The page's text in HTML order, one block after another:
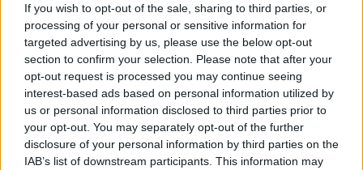
If you wish to opt-out of the sale, sharing to third parties, or
processing of your personal or sensitive information for
targeted advertising by us, please use the below opt-out
section to confirm your selection. Please note that after your
opt-out request is processed you may continue seeing
interest-based ads based on personal information utilized by
us or personal information disclosed to third parties prior to
your opt-out. You may separately opt-out of the further
disclosure of your personal information by third parties on the
IAB’s list of downstream participants. This information may
Σιγα, ρε μεγαλε,
11.06.2026, 07:27
μην σε αναγνωριζε και σε συμπονουσε κιολας ο καθε
καημενος...
ΑΠΑΝΤΗΣΗ
giorgos
11.06.2026, 06:27